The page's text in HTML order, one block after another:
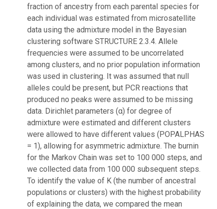
fraction of ancestry from each parental species for
each individual was estimated from microsatellite
data using the admixture model in the Bayesian
clustering software STRUCTURE 2.3.4. Allele
frequencies were assumed to be uncorrelated
among clusters, and no prior population information
was used in clustering. It was assumed that null
alleles could be present, but PCR reactions that
produced no peaks were assumed to be missing
data. Dirichlet parameters (α) for degree of
admixture were estimated and different clusters
were allowed to have different values (POPALPHAS
= 1), allowing for asymmetric admixture. The burnin
for the Markov Chain was set to 100 000 steps, and
we collected data from 100 000 subsequent steps.
To identify the value of K (the number of ancestral
populations or clusters) with the highest probability
of explaining the data, we compared the mean